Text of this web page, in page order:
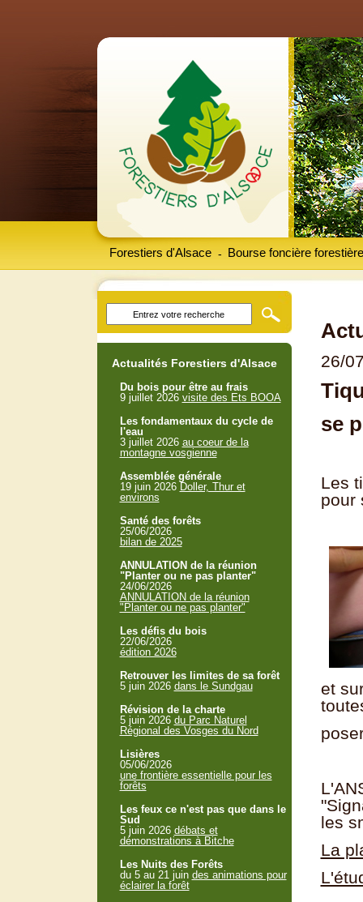
Forestiers d'Alsace Bourse foncière forestière
-
26/
se
Les
pour
et
les
La
Actualités Forestiers d'Alsace
Du bois pour être au frais
9 juillet 2026 visite des Ets BOOA
Les fondamentaux du cycle de
l'eau
3 juillet 2026 au coeur de la
montagne vosgienne
Assemblée générale
19 juin 2026 Doller, Thur et
environs
Santé des forêts
25/06/2026
bilan de 2025
ANNULATION de la réunion
"Planter ou ne pas planter"
24/06/2026
ANNULATION de la réunion
"Planter ou ne pas planter"
Les défis du bois
22/06/2026
édition 2026
Retrouver les limites de sa forêt
5 juin 2026 dans le Sundgau
Révision de la charte
5 juin 2026 du Parc Naturel
Régional des Vosges du Nord
Lisières
05/06/2026
une frontière essentielle pour les
forêts
Les feux ce n'est pas que dans le
Sud
5 juin 2026 débats et
démonstrations à Bitche
Les Nuits des Forêts
du 5 au 21 juin des animations pour
éclairer la forêt